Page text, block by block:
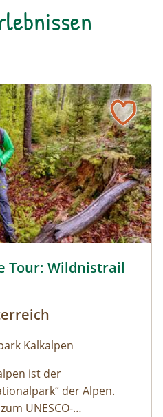
Tour: Wildnistrail
Kalkalpen
ist der
der Alpen.
UNESCO-